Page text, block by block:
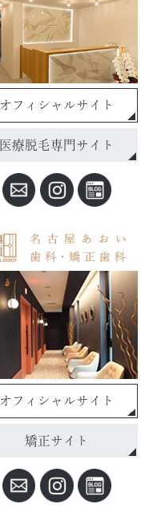
オフィシャルサイト
医療脱毛専門サイト
オフィシャルサイト
矯正サイト